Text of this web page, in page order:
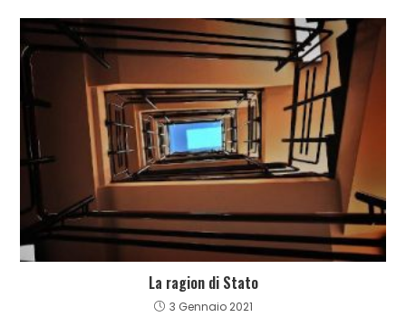
La ragion di Stato
3 Gennaio 2021